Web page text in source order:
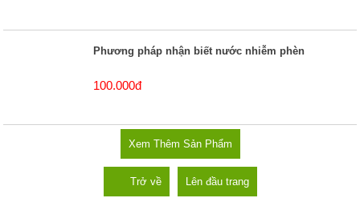
Phương pháp nhận biết nước nhiễm phèn
100.000đ
Xem Thêm Sản Phẩm
Trở về Lên đầu trang